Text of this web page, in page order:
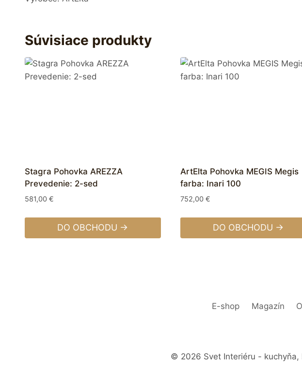
Súvisiace produkty
Stagra Pohovka AREZZA
Prevedenie: 2-sed
581,00 €
DO OBCHODU →
ArtElta Pohovka MEGIS Megis
farba: Inari 100
752,00 €
DO OBCHODU →
E-shop Magazín
© 2026 Svet Interiéru -